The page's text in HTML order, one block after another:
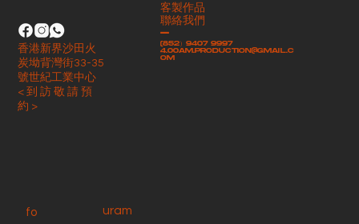
客製作品
聯絡我們
-
(852）9407 9997
4.00am.production@gmail.c
om
香港新界沙田火
炭坳背灣街33-35
號世紀工業中心
< 到 訪 敬 請 預
約 >
fo uram